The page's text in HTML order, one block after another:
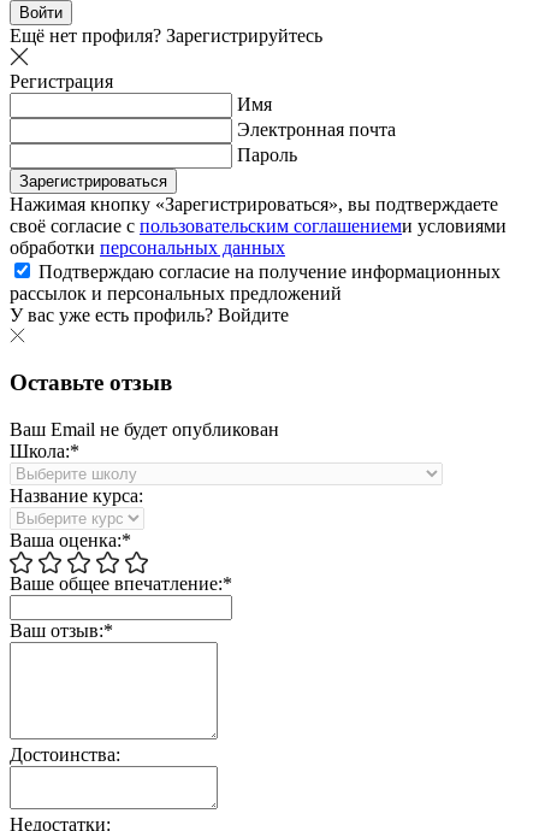
Войти
Ещё нет профиля? Зарегистрируйтесь
Регистрация
Имя
Электронная почта
Пароль
Зарегистрироваться
Нажимая кнопку «Зарегистрироваться», вы подтверждаете
своё согласие с пользовательским соглашениеми условиями
обработки персональных данных
Подтверждаю согласие на получение информационных
рассылок и персональных предложений
У вас уже есть профиль? Войдите
Оставьте отзыв
Ваш Email не будет опубликован
Школа:*
Название курса:
Ваша оценка:*
Ваше общее впечатление:*
Ваш отзыв:*
Достоинства:
Недостатки: